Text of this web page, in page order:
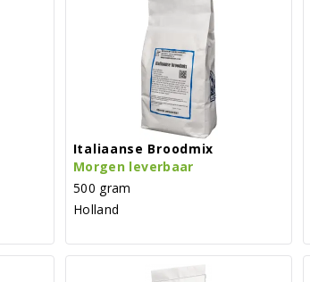
Italiaanse Broodmix
Morgen leverbaar
500 gram
Holland